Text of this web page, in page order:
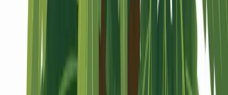
Seedbanks